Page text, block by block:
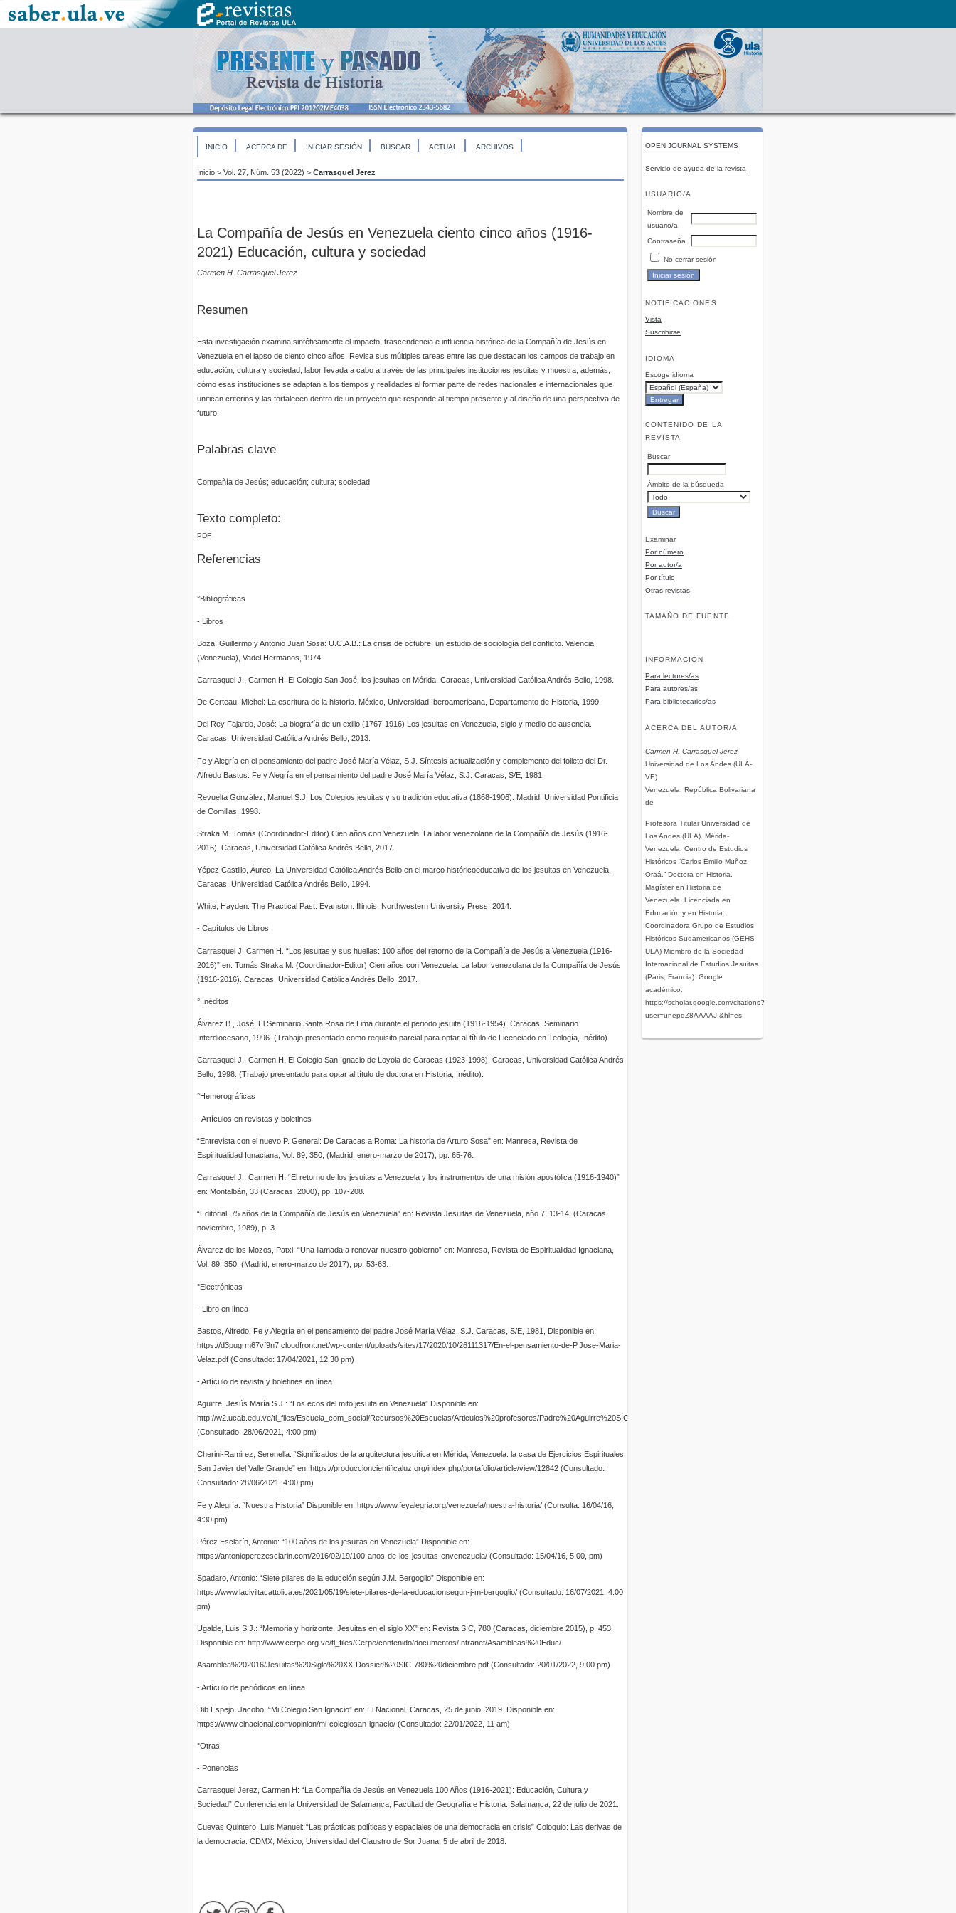
OPEN JOURNAL SYSTEMS
Servicio de ayuda de la revista
USUARIO/A
Nombre de
usuario/a
Contraseña
No cerrar sesión
NOTIFICACIONES
Vista
Suscribirse
IDIOMA
Escoge idioma
CONTENIDO DE LA
REVISTA
Buscar
Ámbito de la búsqueda
Examinar
Por número
Por autor/a
Por título
Otras revistas
TAMAÑO DE FUENTE
INFORMACIÓN
Para lectores/as
Para autores/as
Para bibliotecarios/as
ACERCA DEL AUTOR/A
Carmen H. Carrasquel Jerez
Universidad de Los Andes (ULA-
VE)
Venezuela, República Bolivariana
de
Profesora Titular Universidad de
Los Andes (ULA). Mérida-
Venezuela. Centro de Estudios
Históricos “Carlos Emilio Muñoz
Oraá.” Doctora en Historia.
Magíster en Historia de
Venezuela. Licenciada en
Educación y en Historia.
Coordinadora Grupo de Estudios
Históricos Sudamericanos (GEHS-
ULA) Miembro de la Sociedad
Internacional de Estudios Jesuitas
(Paris, Francia). Google
académico:
https://scholar.google.com/citations?
user=unepqZ8AAAAJ &hl=es
INICIO ACERCA DE INICIAR SESIÓN BUSCAR ACTUAL ARCHIVOS
Inicio > Vol. 27, Núm. 53 (2022) > Carrasquel Jerez
La Compañía de Jesús en Venezuela ciento cinco años (1916-
2021) Educación, cultura y sociedad
Carmen H. Carrasquel Jerez
Resumen
Esta investigación examina sintéticamente el impacto, trascendencia e influencia histórica de la Compañía de Jesús en
Venezuela en el lapso de ciento cinco años. Revisa sus múltiples tareas entre las que destacan los campos de trabajo en
educación, cultura y sociedad, labor llevada a cabo a través de las principales instituciones jesuitas y muestra, además,
cómo esas instituciones se adaptan a los tiempos y realidades al formar parte de redes nacionales e internacionales que
unifican criterios y las fortalecen dentro de un proyecto que responde al tiempo presente y al diseño de una perspectiva de
futuro.
Palabras clave
Compañía de Jesús; educación; cultura; sociedad
Texto completo:
PDF
Referencias
°Bibliográficas
- Libros
Boza, Guillermo y Antonio Juan Sosa: U.C.A.B.: La crisis de octubre, un estudio de sociología del conflicto. Valencia
(Venezuela), Vadel Hermanos, 1974.
Carrasquel J., Carmen H: El Colegio San José, los jesuitas en Mérida. Caracas, Universidad Católica Andrés Bello, 1998.
De Certeau, Michel: La escritura de la historia. México, Universidad Iberoamericana, Departamento de Historia, 1999.
Del Rey Fajardo, José: La biografía de un exilio (1767-1916) Los jesuitas en Venezuela, siglo y medio de ausencia.
Caracas, Universidad Católica Andrés Bello, 2013.
Fe y Alegría en el pensamiento del padre José María Vélaz, S.J. Síntesis actualización y complemento del folleto del Dr.
Alfredo Bastos: Fe y Alegría en el pensamiento del padre José María Vélaz, S.J. Caracas, S/E, 1981.
Revuelta González, Manuel S.J: Los Colegios jesuitas y su tradición educativa (1868-1906). Madrid, Universidad Pontificia
de Comillas, 1998.
Straka M. Tomás (Coordinador-Editor) Cien años con Venezuela. La labor venezolana de la Compañía de Jesús (1916-
2016). Caracas, Universidad Católica Andrés Bello, 2017.
Yépez Castillo, Áureo: La Universidad Católica Andrés Bello en el marco históricoeducativo de los jesuitas en Venezuela.
Caracas, Universidad Católica Andrés Bello, 1994.
White, Hayden: The Practical Past. Evanston. Illinois, Northwestern University Press, 2014.
- Capítulos de Libros
Carrasquel J, Carmen H. “Los jesuitas y sus huellas: 100 años del retorno de la Compañía de Jesús a Venezuela (1916-
2016)” en: Tomás Straka M. (Coordinador-Editor) Cien años con Venezuela. La labor venezolana de la Compañía de Jesús
(1916-2016). Caracas, Universidad Católica Andrés Bello, 2017.
° Inéditos
Álvarez B., José: El Seminario Santa Rosa de Lima durante el periodo jesuita (1916-1954). Caracas, Seminario
Interdiocesano, 1996. (Trabajo presentado como requisito parcial para optar al título de Licenciado en Teología, Inédito)
Carrasquel J., Carmen H. El Colegio San Ignacio de Loyola de Caracas (1923-1998). Caracas, Universidad Católica Andrés
Bello, 1998. (Trabajo presentado para optar al título de doctora en Historia, Inédito).
°Hemerográficas
- Artículos en revistas y boletines
“Entrevista con el nuevo P. General: De Caracas a Roma: La historia de Arturo Sosa” en: Manresa, Revista de
Espiritualidad Ignaciana, Vol. 89, 350, (Madrid, enero-marzo de 2017), pp. 65-76.
Carrasquel J., Carmen H: “El retorno de los jesuitas a Venezuela y los instrumentos de una misión apostólica (1916-1940)”
en: Montalbán, 33 (Caracas, 2000), pp. 107-208.
“Editorial. 75 años de la Compañía de Jesús en Venezuela” en: Revista Jesuitas de Venezuela, año 7, 13-14. (Caracas,
noviembre, 1989), p. 3.
Álvarez de los Mozos, Patxi: “Una llamada a renovar nuestro gobierno” en: Manresa, Revista de Espiritualidad Ignaciana,
Vol. 89. 350, (Madrid, enero-marzo de 2017), pp. 53-63.
°Electrónicas
- Libro en línea
Bastos, Alfredo: Fe y Alegría en el pensamiento del padre José María Vélaz, S.J. Caracas, S/E, 1981, Disponible en:
https://d3pugrm67vf9n7.cloudfront.net/wp-content/uploads/sites/17/2020/10/26111317/En-el-pensamiento-de-P.Jose-Maria-
Velaz.pdf (Consultado: 17/04/2021, 12:30 pm)
- Artículo de revista y boletines en línea
Aguirre, Jesús María S.J.: “Los ecos del mito jesuita en Venezuela” Disponible en:
http://w2.ucab.edu.ve/tl_files/Escuela_com_social/Recursos%20Escuelas/Articulos%20profesores/Padre%20Aguirre%20SIC%20nov.pdf
(Consultado: 28/06/2021, 4:00 pm)
Cherini-Ramirez, Serenella: “Significados de la arquitectura jesuítica en Mérida, Venezuela: la casa de Ejercicios Espirituales
San Javier del Valle Grande” en: https://produccioncientificaluz.org/index.php/portafolio/article/view/12842 (Consultado:
Consultado: 28/06/2021, 4:00 pm)
Fe y Alegría: “Nuestra Historia” Disponible en: https://www.feyalegria.org/venezuela/nuestra-historia/ (Consulta: 16/04/16,
4:30 pm)
Pérez Esclarín, Antonio: “100 años de los jesuitas en Venezuela” Disponible en:
https://antonioperezesclarin.com/2016/02/19/100-anos-de-los-jesuitas-envenezuela/ (Consultado: 15/04/16, 5:00, pm)
Spadaro, Antonio: “Siete pilares de la educción según J.M. Bergoglio” Disponible en:
https://www.laciviltacattolica.es/2021/05/19/siete-pilares-de-la-educacionsegun-j-m-bergoglio/ (Consultado: 16/07/2021, 4:00
pm)
Ugalde, Luis S.J.: “Memoria y horizonte. Jesuitas en el siglo XX” en: Revista SIC, 780 (Caracas, diciembre 2015), p. 453.
Disponible en: http://www.cerpe.org.ve/tl_files/Cerpe/contenido/documentos/Intranet/Asambleas%20Educ/
Asamblea%202016/Jesuitas%20Siglo%20XX-Dossier%20SIC-780%20diciembre.pdf (Consultado: 20/01/2022, 9:00 pm)
- Artículo de periódicos en línea
Dib Espejo, Jacobo: “Mi Colegio San Ignacio” en: El Nacional. Caracas, 25 de junio, 2019. Disponible en:
https://www.elnacional.com/opinion/mi-colegiosan-ignacio/ (Consultado: 22/01/2022, 11 am)
°Otras
- Ponencias
Carrasquel Jerez, Carmen H: “La Compañía de Jesús en Venezuela 100 Años (1916-2021): Educación, Cultura y
Sociedad” Conferencia en la Universidad de Salamanca, Facultad de Geografía e Historia. Salamanca, 22 de julio de 2021.
Cuevas Quintero, Luis Manuel: “Las prácticas políticas y espaciales de una democracia en crisis” Coloquio: Las derivas de
la democracia. CDMX, México, Universidad del Claustro de Sor Juana, 5 de abril de 2018.